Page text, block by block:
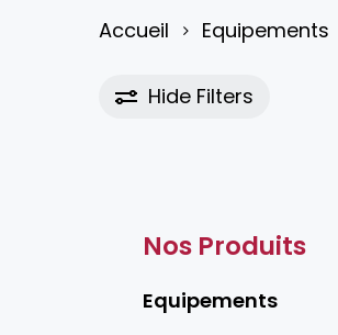
Accueil Equipements
Hide Filters
Nos Produits
Equipements